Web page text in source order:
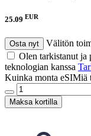
25.09 EUR
Osta nyt
Välitön
Olen tarkistanut ja
teknologian kanssa
Kuinka monta eSIMiä
Maksa kortilla